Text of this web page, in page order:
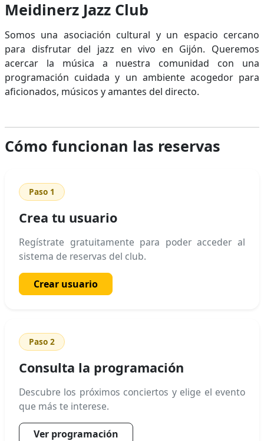
Meidinerz Jazz Club
Somos una asociación cultural y un espacio cercano
para disfrutar del jazz en vivo en Gijón. Queremos
acercar la música a nuestra comunidad con una
programación cuidada y un ambiente acogedor para
aficionados, músicos y amantes del directo.
Cómo funcionan las reservas
Paso 1
Crea tu usuario
Regístrate gratuitamente para poder acceder al
sistema de reservas del club.
Crear usuario
Paso 2
Consulta la programación
Descubre los próximos conciertos y elige el evento
que más te interese.
Ver programación